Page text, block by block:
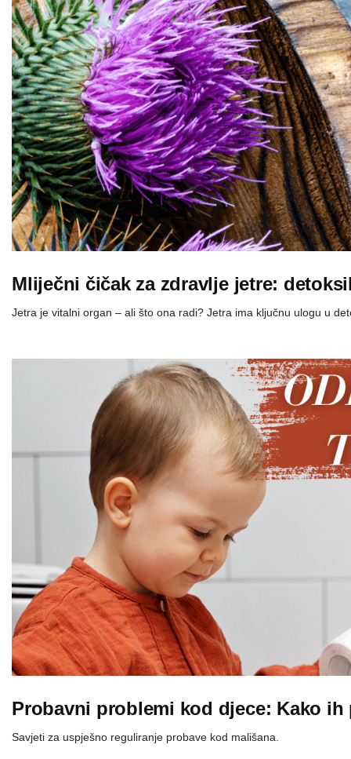
Mliječni čičak za zdravlje jetre:
Jetra je vitalni organ – ali što ona radi? Jetra ima ključnu ulogu u
Probavni problemi kod djece: Kako
Savjeti za uspješno reguliranje probave kod mališana.